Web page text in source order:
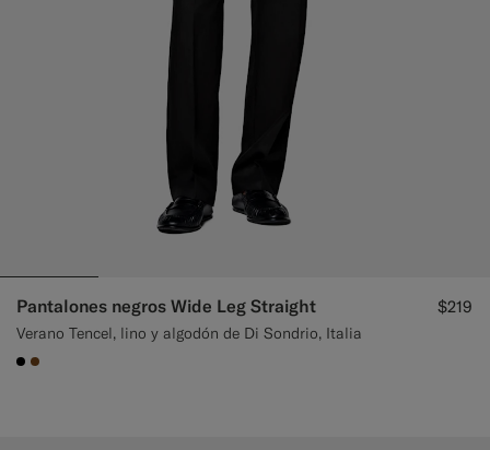
Pantalones negros Wide Leg Straight
Verano Tencel, lino y algodón de Di Sondrio, Italia
$219
#000000
#76471B